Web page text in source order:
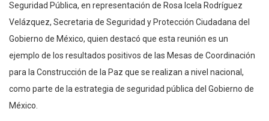
Seguridad Pública, en representación de Rosa Icela Rodríguez
Velázquez, Secretaria de Seguridad y Protección Ciudadana del
Gobierno de México, quien destacó que esta reunión es un
ejemplo de los resultados positivos de las Mesas de Coordinación
para la Construcción de la Paz que se realizan a nivel nacional,
como parte de la estrategia de seguridad pública del Gobierno de
México.